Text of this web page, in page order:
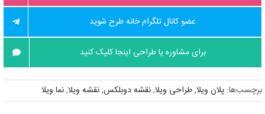
عضو کانال تلگرام خانه طرح شوید
برای مشاوره یا طراحی اینجا کلیک کنید
برچسب‌ها: پلان ویلا,طراحی ویلا,نقشه دوبلکس,نقشه ویلا,نما ویلا